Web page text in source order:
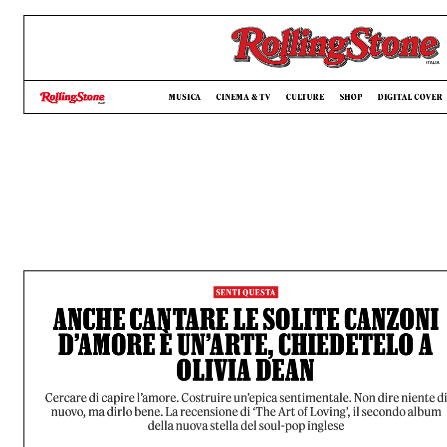
Rolling Stone Italia
MUSICA CINEMA & TV CULTURE SHOP DIGITAL COVER
SENTI QUESTA
ANCHE CANTARE LE SOLITE CANZONI
D’AMORE È UN’ARTE, CHIEDETELO A
OLIVIA DEAN
Cercare di capire l’amore. Costruire un’epica sentimentale. Non dire niente di
nuovo, ma dirlo bene. La recensione di ‘The Art of Loving’, il secondo album
della nuova stella del soul-pop inglese